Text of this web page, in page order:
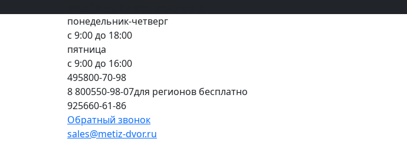
понедельник-четверг
с 9:00 до 18:00
пятница
с 9:00 до 16:00
495800-70-98
8 800550-98-07для регионов бесплатно
925660-61-86
Обратный звонок
sales@metiz-dvor.ru